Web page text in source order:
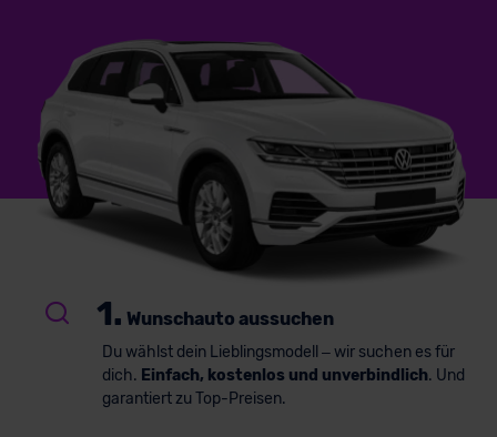
1. Wunschauto aussuchen
Du wählst dein Lieblingsmodell – wir suchen es für
dich. Einfach, kostenlos und unverbindlich. Und
garantiert zu Top-Preisen.